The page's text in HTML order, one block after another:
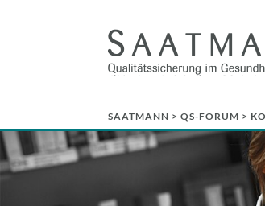
SAATMANN >QS-FORUM >